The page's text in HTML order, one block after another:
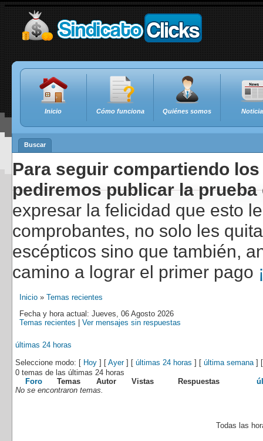
Inicio Cómo funciona Quiénes somos
Buscar
Para seguir compartiendo
pediremos publicar la
expresar la felicidad que esto
comprobantes, no solo les
escépticos sino que también,
camino a lograr el primer pago
Inicio » Temas recientes
Fecha y hora actual: Jueves, 06 Agosto 2026
Temas recientes
Ver mensajes sin respuestas
últimas 24 horas
Seleccione modo: [ Hoy ] [ Ayer] [ últimas 24 horas ] [ última semana]
0 temas de las últimas 24 horas
Foro
Temas Autor Vistas Respuestas
No se encontraron temas.
Todas las